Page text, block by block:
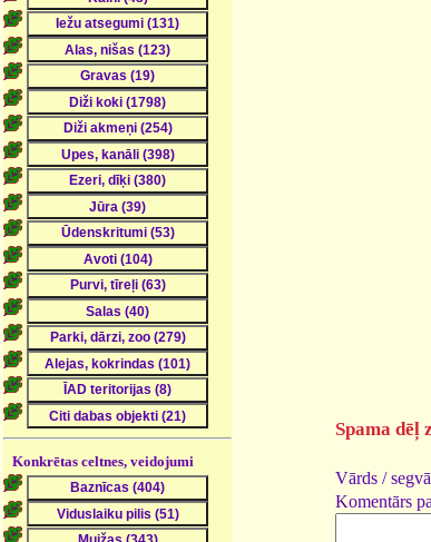
Konkrētas celtnes, veidojumi
Spama dēļ
Vārds /
Komentārs